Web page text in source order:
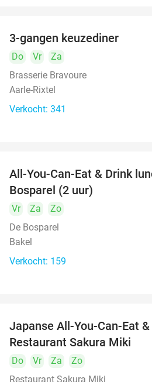
3-gangen keuzediner
Do Vr
Za
Brasserie Bravoure
Aarle-Rixtel
Verkocht: 341
All-You-Can-Eat & Drink
Bosparel (2 uur)
Vr Za
Zo
De Bosparel
Bakel
Verkocht: 159
Japanse All-You-Can-Eat
Restaurant Sakura Miki
Do Vr Za
Zo
Restaurant Sakura Miki